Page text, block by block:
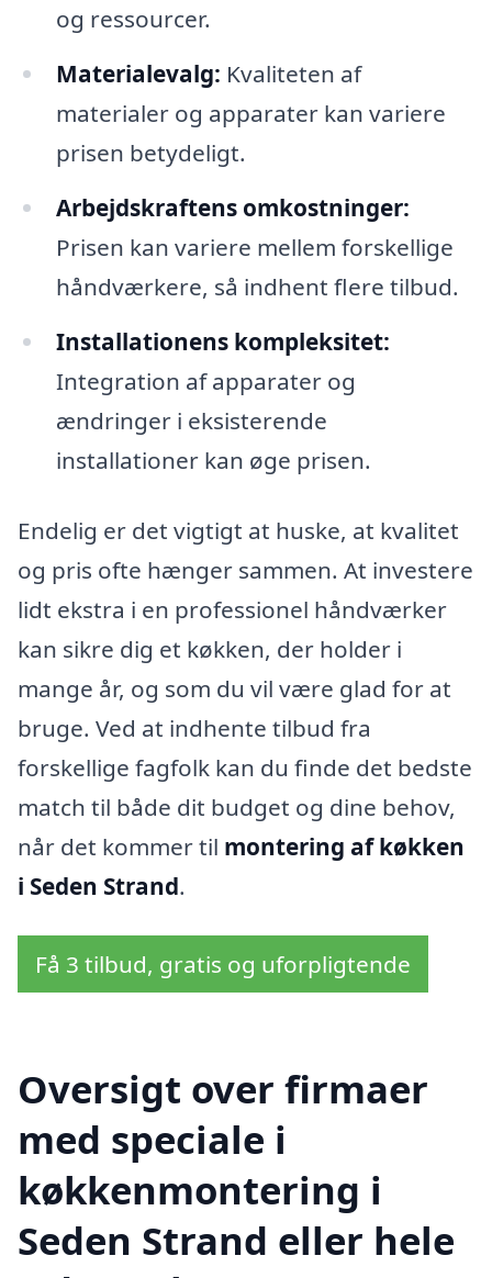
og ressourcer.
Materialevalg: Kvaliteten af
materialer og apparater kan variere
prisen betydeligt.
Arbejdskraftens omkostninger:
Prisen kan variere mellem forskellige
håndværkere, så indhent flere tilbud.
Installationens kompleksitet:
Integration af apparater og
ændringer i eksisterende
installationer kan øge prisen.
Endelig er det vigtigt at huske, at kvalitet
og pris ofte hænger sammen. At investere
lidt ekstra i en professionel håndværker
kan sikre dig et køkken, der holder i
mange år, og som du vil være glad for at
bruge. Ved at indhente tilbud fra
forskellige fagfolk kan du finde det bedste
match til både dit budget og dine behov,
når det kommer til montering af køkken
i Seden Strand.
Få 3 tilbud, gratis og uforpligtende
Oversigt over firmaer
med speciale i
køkkenmontering i
Seden Strand eller hele